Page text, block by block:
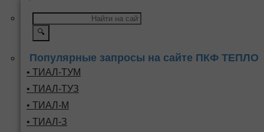
🔍
Популярные запросы на сайте ПКФ ТЕПЛО
• ТИАЛ-ТУМ
• ТИАЛ-ТУЗ
• ТИАЛ-М
• ТИАЛ-З